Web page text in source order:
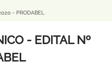
- PRODABEL
- EDITAL Nº